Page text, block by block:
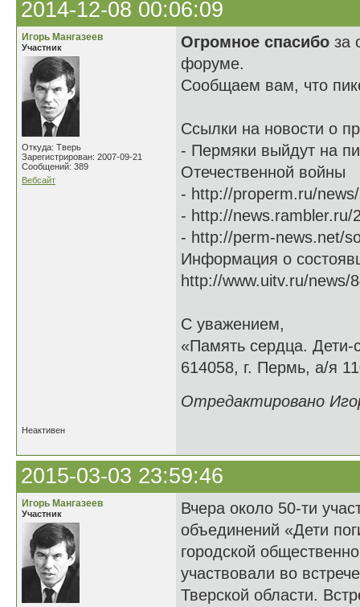
2014-12-08 00:06:09
Игорь Мангазеев
Участник
Откуда: Тверь
Зарегистрирован: 2007-09-21
Сообщений: 389
Вебсайт
Огромное спасибо за
форуме.
Сообщаем вам, что
Ссылки на новости о
- Пермяки выйдут на
Отечественной войны
- http://properm.ru/
- http://news.rambler.ru/
- http://perm-news.net/
Информация о
http://www.uitv.ru/news/
С уважением,
«Память сердца. Дети-
614058, г. Пермь, а/я
Отредактировано
Неактивен
2015-03-03 23:59:46
Игорь Мангазеев
Участник
Вчера около 50-ти
объединений «Дети
городской
участвовали во
Тверской области.